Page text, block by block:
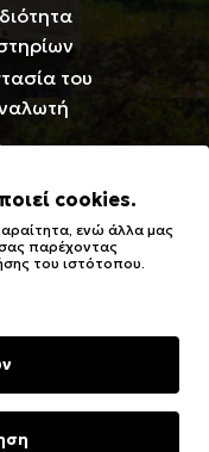
του
πλύσης,
cookies.
ενώ άλλα μας
παρέχοντας
του ιστότοπου.